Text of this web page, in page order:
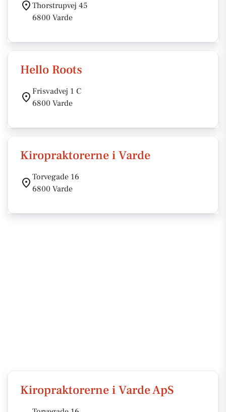
Thorstrupvej 45
6800 Varde
Hello Roots
Frisvadvej 1 C
6800 Varde
Kiropraktorerne i Varde
Torvegade 16
6800 Varde
Kiropraktorerne i Varde ApS